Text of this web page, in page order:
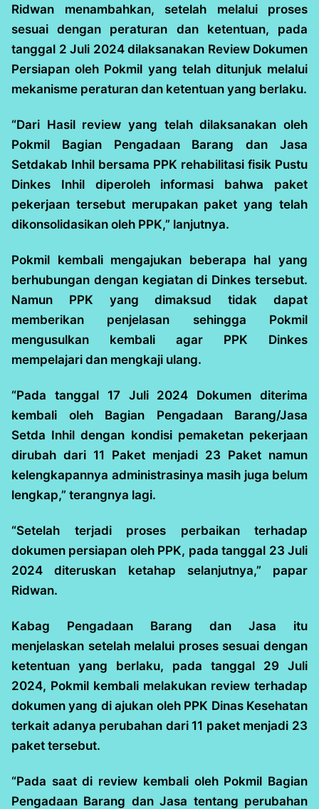
Ridwan menambahkan, setelah melalui proses
sesuai dengan peraturan dan ketentuan, pada
tanggal 2 Juli 2024 dilaksanakan Review Dokumen
Persiapan oleh Pokmil yang telah ditunjuk melalui
mekanisme peraturan dan ketentuan yang berlaku.
“Dari Hasil review yang telah dilaksanakan oleh
Pokmil Bagian Pengadaan Barang dan Jasa
Setdakab Inhil bersama PPK rehabilitasi fisik Pustu
Dinkes Inhil diperoleh informasi bahwa paket
pekerjaan tersebut merupakan paket yang telah
dikonsolidasikan oleh PPK,” lanjutnya.
Pokmil kembali mengajukan beberapa hal yang
berhubungan dengan kegiatan di Dinkes tersebut.
Namun PPK yang dimaksud tidak dapat
memberikan penjelasan sehingga Pokmil
mengusulkan kembali agar PPK Dinkes
mempelajari dan mengkaji ulang.
“Pada tanggal 17 Juli 2024 Dokumen diterima
kembali oleh Bagian Pengadaan Barang/Jasa
Setda Inhil dengan kondisi pemaketan pekerjaan
dirubah dari 11 Paket menjadi 23 Paket namun
kelengkapannya administrasinya masih juga belum
lengkap,” terangnya lagi.
“Setelah terjadi proses perbaikan terhadap
dokumen persiapan oleh PPK, pada tanggal 23 Juli
2024 diteruskan ketahap selanjutnya,” papar
Ridwan.
Kabag Pengadaan Barang dan Jasa itu
menjelaskan setelah melalui proses sesuai dengan
ketentuan yang berlaku, pada tanggal 29 Juli
2024, Pokmil kembali melakukan review terhadap
dokumen yang di ajukan oleh PPK Dinas Kesehatan
terkait adanya perubahan dari 11 paket menjadi 23
paket tersebut.
“Pada saat di review kembali oleh Pokmil Bagian
Pengadaan Barang dan Jasa tentang perubahan